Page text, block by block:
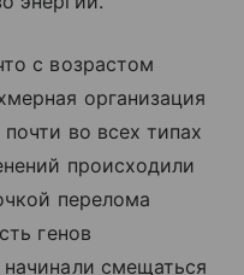
с возрастом
организация
во всех типах
происходили
перелома
генов
смещаться